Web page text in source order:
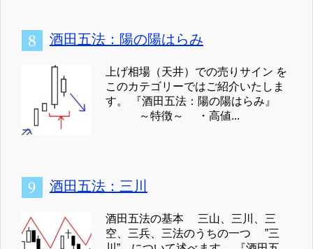
酒田五法：陽の陽はらみ
上げ相場（天井）での売りサイン を
このカテゴリーではご紹介いたしま
す。 『酒田五法：陽の陽はらみ』
～特徴～ ・高値...
酒田五法：三川
酒田五法の基本 三山、三川、三
空、三兵、三法のうちの一つ ”三